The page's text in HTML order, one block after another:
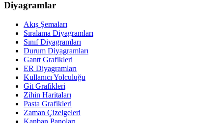
Diyagramlar
Akış Şemaları
Sıralama Diyagramları
Sınıf Diyagramları
Durum Diyagramları
Gantt Grafikleri
ER Diyagramları
Kullanıcı Yolculuğu
Git Grafikleri
Zihin Haritaları
Pasta Grafikleri
Zaman Çizelgeleri
Kanban Panoları